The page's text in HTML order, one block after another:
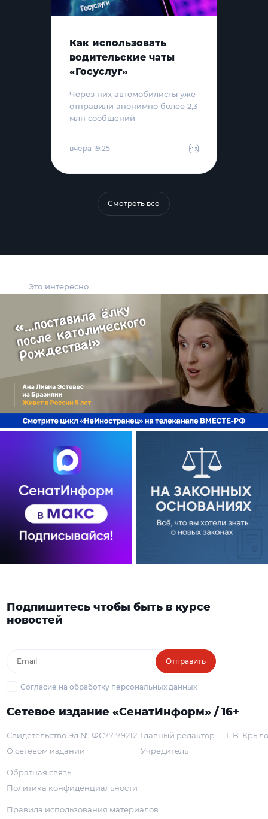
Это интересно
Как использовать
водительские чаты
«Госуслуг»
Через них автомобилисты уже
отправили анонимно более 2,3
млн сообщений
вчера 19:25
Смотреть все
Подпишитесь чтобы быть в курсе
новостей
Отправить
Согласие на обработку персональных данных
Сетевое издание «СенатИнформ» / 16+
Свидетельство Эл № ФС77-79212
О сетевом издании
Главный редактор — Г. В.
Учредитель
Обратная связь
Политика конфиденциальности
Правила использования материалов